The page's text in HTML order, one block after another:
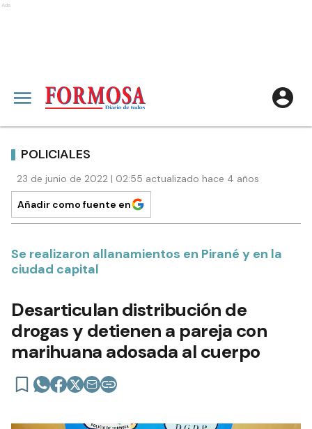
Ads
POLICIALES
23 de junio de 2022 | 02:55 actualizado hace 4 años
Añadir como fuente en
Se realizaron allanamientos en Pirané y en la
ciudad capital
Desarticulan distribución de
drogas y detienen a pareja con
marihuana adosada al cuerpo